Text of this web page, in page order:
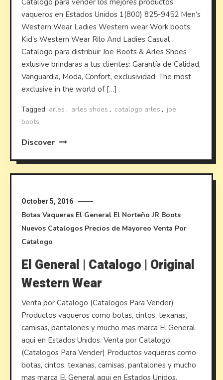
Catalogo para vender los mejores productos
vaqueros en Estados Unidos 1(800) 825-9452 Men’s
Western Wear Ladies Western wear Work boots
Kid’s Western Wear Rilo And Ladies Casual
Catalogo para distribuir Joe Boots & Arles Shoes
exlusive brindaras a tus clientes: Garantía de Calidad,
Vanguardia, Moda, Confort, exclusividad. The most
exclusive in the world of […]
Tagged arles , arles shoes , catalogo arles , joe
boots
Discover
October 5, 2016
Botas Vaqueras El General El Norteño JR Boots
Nuevos Catalogos Precios de Mayoreo Venta Por
Catalogo
El General | Catalogo | Original
Western Wear
Venta por Catalogo (Catalogos Para Vender)
Productos vaqueros como botas, cintos, texanas,
camisas, pantalones y mucho mas marca El General
aqui en Estados Unidos. Venta por Catalogo
(Catalogos Para Vender) Productos vaqueros como
botas, cintos, texanas, camisas, pantalones y mucho
mas marca El General aqui en Estados Unidos.